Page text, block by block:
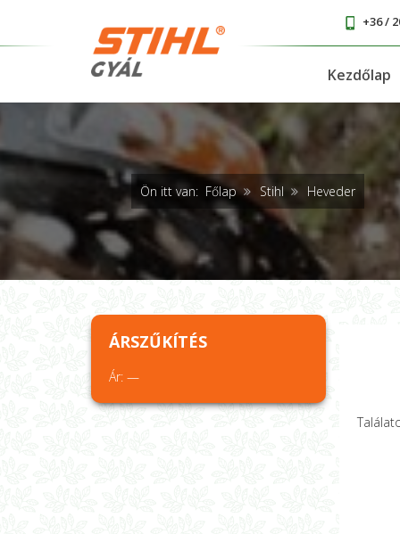
+36 /
Kezdőlap
Ön itt van: Főlap Stihl Heveder
ÁRSZŰKÍTÉS
Ár: —